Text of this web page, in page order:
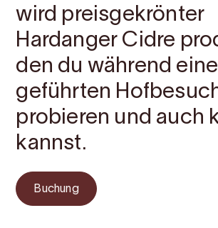
wird preisgekrönter
Hardanger Cidre
den du während
geführten
probieren und auch
kannst.
Buchung